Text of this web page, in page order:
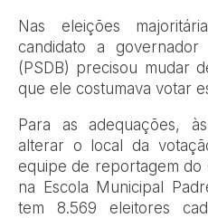
Nas eleições
candidato a
(PSDB) precisou mudar
que ele costumava votar
Para as adequações,
alterar o local da
equipe de reportagem do
na Escola Municipal
tem 8.569 eleitores